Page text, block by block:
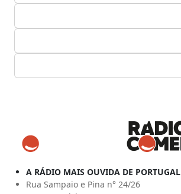
A RÁDIO MAIS OUVIDA DE PORTUGAL
Rua Sampaio e Pina n° 24/26